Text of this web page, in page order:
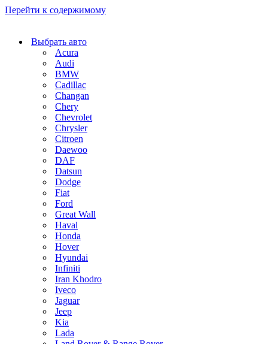
Перейти к содержимому
Выбрать авто
Acura
Audi
BMW
Cadillac
Changan
Chery
Chevrolet
Chrysler
Citroen
Daewoo
DAF
Datsun
Dodge
Fiat
Ford
Great Wall
Haval
Honda
Hover
Hyundai
Infiniti
Iran Khodro
Iveco
Jaguar
Jeep
Kia
Lada